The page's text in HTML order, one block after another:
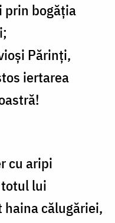
prin bogăția
Părinți,
iertarea
cu aripi
lui
haina călugăriei,